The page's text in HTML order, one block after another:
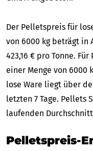
Der Pelletspreis für
von 6000 kg beträgt in
423,16 € pro Tonne.
einer Menge von 6000
lose Ware liegt über
letzten 7 Tage. Pellets
laufenden
Pelletspreis-